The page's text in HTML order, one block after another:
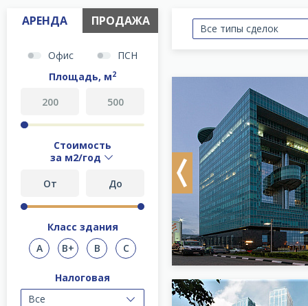
АРЕНДА ПРОДАЖА
Офис
ПСН
Площадь, м2
Стоимость
за м2/год
Класс здания
A
B+ B C
Налоговая
Все
Все типы сделок
Previous